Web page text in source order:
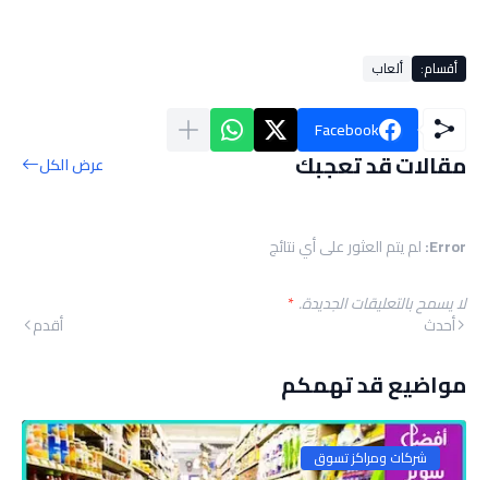
أقسام: ألعاب
Facebook
مقالات قد تعجبك عرض الكل
Error: لم يتم العثور على أي نتائج
لا يسمح بالتعليقات الجديدة.*
أحدث أقدم
مواضيع قد تهمكم
شركات ومراكز تسوق